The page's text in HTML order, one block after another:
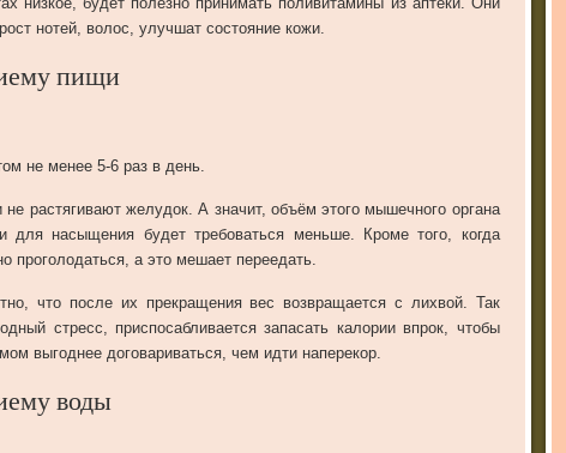
нотей, волос, улучшат состояние кожи.
пищи
не менее 5-6 раз в день.
растягивают желудок. А значит, объём этого мышечного органа
насыщения будет требоваться меньше. Кроме того, когда
проголодаться, а это мешает переедать.
что после их прекращения вес возвращается с лихвой. Так
стресс, приспосабливается запасать калории впрок, чтобы
выгоднее договариваться, чем идти наперекор.
воды